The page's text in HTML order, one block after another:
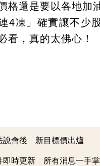
格還是要以各地加
4凍」確實讓不少
看，真的太佛心！
說會後 新目標價出爐
即時更新 所有消息一手掌